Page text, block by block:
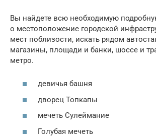
Вы найдете всю необходимую
о местоположение городской
мест поблизости, искать рядом
магазины, площади и банки, шоссе и
метро.
девичья башня
дворец Топкапы
мечеть Сулеймание
Голубая мечеть